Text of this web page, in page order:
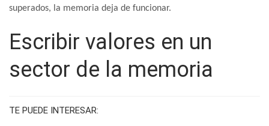
superados, la memoria deja de funcionar.
Escribir valores en un
sector de la memoria
TE PUEDE INTERESAR: